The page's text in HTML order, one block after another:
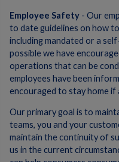
Employee Safety - Our
to date guidelines on how
including mandated or a
possible we have
operations that can be
employees have been
encouraged to stay home if
Our primary goal is to
teams, you and your
maintain the continuity of
us in the current